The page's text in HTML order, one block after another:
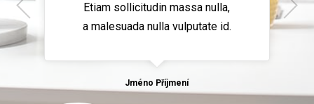
Etiam sollicitudin massa nulla,
a malesuada nulla vulputate id.
Jméno Příjmení
Jméno Příjmení
Jméno Příjmení